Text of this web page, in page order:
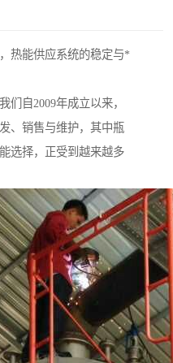
热能供应系统的稳定与*
们自2009年成立以来，
、销售与维护，其中瓶
选择，正受到越来越多